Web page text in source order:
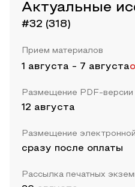
Актуальные
#32 (318)
Прием материалов
1 августа - 7 августа
Размещение PDF-версии
12 августа
Размещение
сразу после оплаты
Рассылка печатных